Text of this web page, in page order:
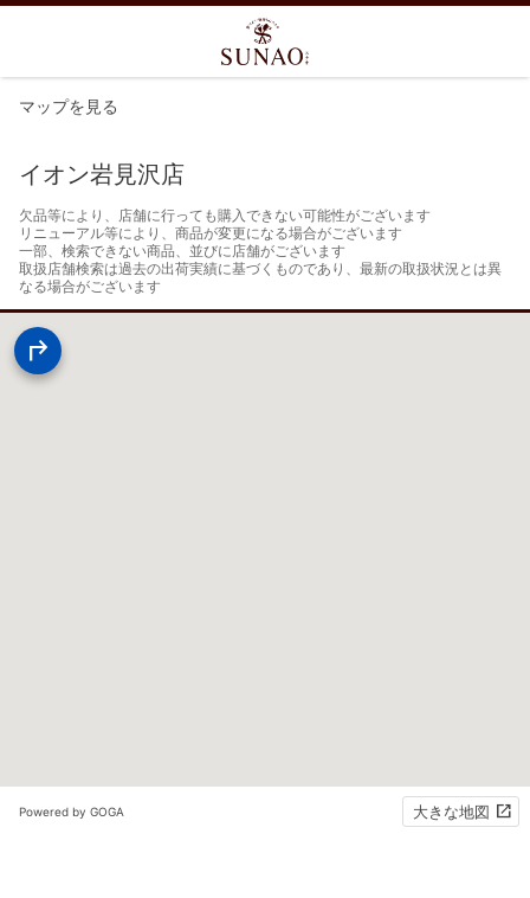
マップを見る
イオン岩見沢店
欠品等により、店舗に行っても購入できない可能性がございます
リニューアル等により、商品が変更になる場合がございます
一部、検索できない商品、並びに店舗がございます
取扱店舗検索は過去の出荷実績に基づくものであり、最新の取扱状況とは異
なる場合がございます
Powered by GOGA 大きな地図